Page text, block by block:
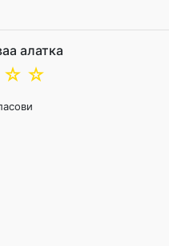
алатка
☆
☆